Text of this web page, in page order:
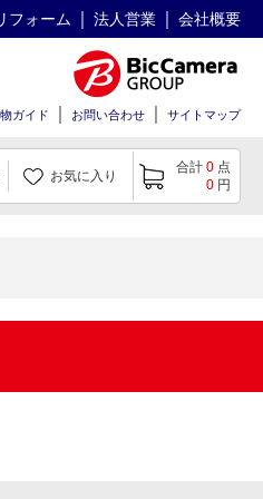
フォーム 法人営業 会社概要
ガイド お問い合わせ サイトマップ
お気に入り
合計 0 点
0 円